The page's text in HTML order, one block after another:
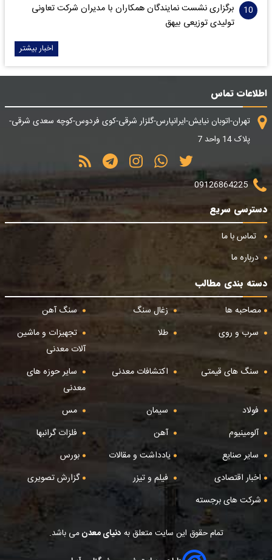
برگزاری نشست نمایندگان همکاران با مدیران شرکت تعاونی
تولیدی توزیعی بیهق
اخبار بیشتر
اطلاعات تماس
تهران-اتوبان نیایش-ایرانپارس-گلزار شرقی-کوی فردوس-کوچه سعدی شرقی-
پلاک 14 واحد 7
09126864225
دسترسی سریع
تماس با ما
درباره ما
دسته بندی مطالب
مصاحبه ها
زغال سنگ
سنگ آهن
سرب و روی
طلا
تجهیزات و ماشین
آلات معدنی
سنگ های قیمتی
اکتشافات معدنی
سایر حوزه های
معدنی
فولاد
سیمان
مس
آلومینیوم
آهن
فلزات گرانبها
سایر صنایع
یادداشت و مقالات
بورس
اخبار اقتصادی
فیلم و تیزر
گزارش تصویری
شرکت های برجسته
تمام حقوق این سایت متعلق به دنیای معدنمی باشد.